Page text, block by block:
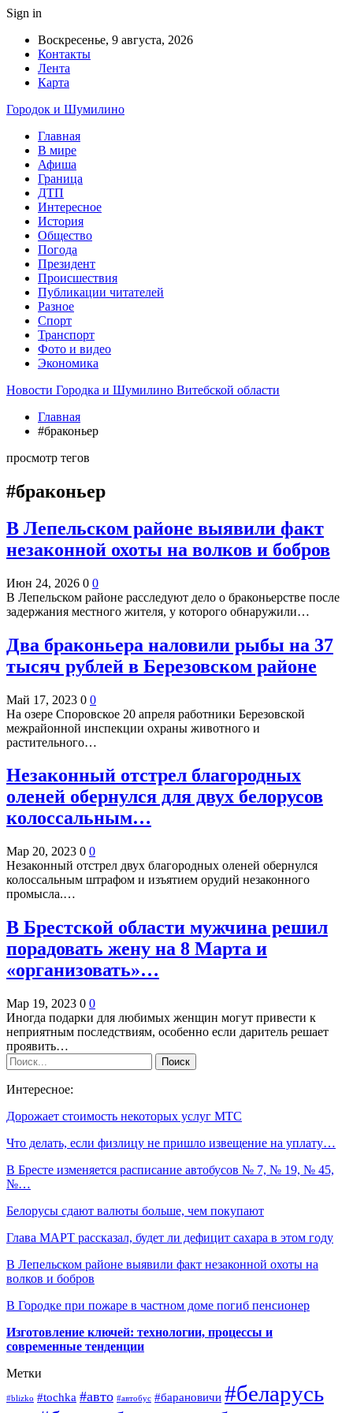
Sign in
Воскресенье, 9 августа, 2026
Контакты
Лента
Карта
Городок и Шумилино
Главная
В мире
Афиша
Граница
ДТП
Интересное
История
Общество
Погода
Президент
Происшествия
Публикации читателей
Разное
Спорт
Транспорт
Фото и видео
Экономика
Новости Городка и Шумилино Витебской области
Главная
#браконьер
просмотр тегов
#браконьер
В Лепельском районе выявили факт
незаконной охоты на волков и бобров
Июн 24, 2026 0 0
В Лепельском районе расследуют дело о браконьерстве после
задержания местного жителя, у которого обнаружили…
Два браконьера наловили рыбы на 37
тысяч рублей в Березовском районе
Май 17, 2023 0 0
На озере Споровское 20 апреля работники Березовской
межрайонной инспекции охраны животного и
растительного…
Незаконный отстрел благородных
оленей обернулся для двух белорусов
колоссальным…
Мар 20, 2023 0 0
Незаконный отстрел двух благородных оленей обернулся
колоссальным штрафом и изъятием орудий незаконного
промысла.…
В Брестской области мужчина решил
порадовать жену на 8 Марта и
«организовать»…
Мар 19, 2023 0 0
Иногда подарки для любимых женщин могут привести к
неприятным последствиям, особенно если даритель решает
проявить…
Интересное:
Дорожает стоимость некоторых услуг МТС
Что делать, если физлицу не пришло извещение на уплату…
В Бресте изменяется расписание автобусов № 7, № 19, № 45,
№…
Белорусы сдают валюты больше, чем покупают
Глава МАРТ рассказал, будет ли дефицит сахара в этом году
В Лепельском районе выявили факт незаконной охоты на
волков и бобров
В Городке при пожаре в частном доме погиб пенсионер
Изготовление ключей: технологии, процессы и
современные тенденции
Метки
#blizko #tochka #авто #автобус #барановичи #беларусь